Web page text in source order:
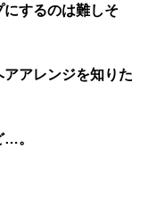
するのは難しそ
アレンジを知りた
…。